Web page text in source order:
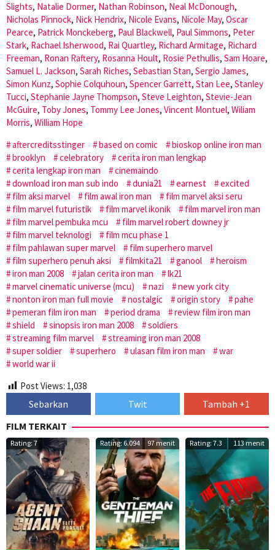
Slights, Natalie Dormer, Nathan Robinson, Neal McDonough,
Nicholas Pinnock, Nick Hendrix, Nicole Evans, Nicole May, Oscar
Pearce, Patrick Monckeberg, Paul Blackwell, Paul Simmons, Peter
Stark, Rachael Isherwood, Rai Quartley, Richard Armitage, Richard
Freeman, Ronan Raftery, Rosanna Hoult, Rosie Pethullis, Sam Hoare,
Samuel L. Jackson, Sarah Riches, Sebastian Stan, Sergio James,
Simon Kunz, Sophie Colquhoun, Spencer Garrett, Stan Lee, Stanley
Tucci, Stephanie Jayne Thompson, Steve Leighton, Stevie-Jean
McGuire, Toby Jones, Tommy Lee Jones, Vincent Montuel, Wiliam
Morris, William Hope
aftercreditsstinger
based on comic
bioskop online iron man
brooklyn
celebratory
cerita iron man lengkap
cerita lengkap iron man
cinemaindo
download iron man sub indo
dunia21 earnest
excited
film aksi marvel
film awal iron man
film marvel aksi seru
film marvel futuristik
film marvel ikonik
film marvel iron man
film marvel pembuka mcu
film marvel robert downey jr
film marvel teknologi
film mcu phase 1
film pahlawan super marvel
film superhero marvel
film superhero penuh aksi
filmkita21 ganool
heroism
iron man 2008
jalan cerita iron man
lk21
marvel cinematic universe (mcu)
nazi
new york city
nonton iron man full movie
nostalgic origin story
pahe
pemeran film iron man
period drama
review film iron man
shield
sinopsis iron man 2008
soldiers
streaming film marvel
streaming iron man 2008
super soldier
superhero ulasan film iron man
war
world war ii
Post Views: 1,038
Sebarkan Twit
Tambah +1
FILM TERKAIT
Rating: 7 Rating: 6.094 97 menit Rating: 7.3 113 menit